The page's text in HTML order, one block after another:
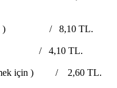
2.nesil ) / 8,10 TL.
/ 4,10 TL.
için ) / 2,60 TL.